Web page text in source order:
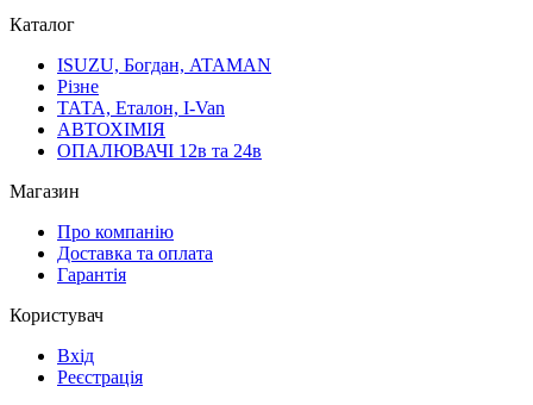
Каталог
ISUZU, Богдан, ATAMAN
Різне
ТАТА, Еталон, I-Van
АВТОХІМІЯ
ОПАЛЮВАЧІ 12в та 24в
Магазин
Про компанію
Доставка та оплата
Гарантія
Користувач
Вхід
Реєстрація